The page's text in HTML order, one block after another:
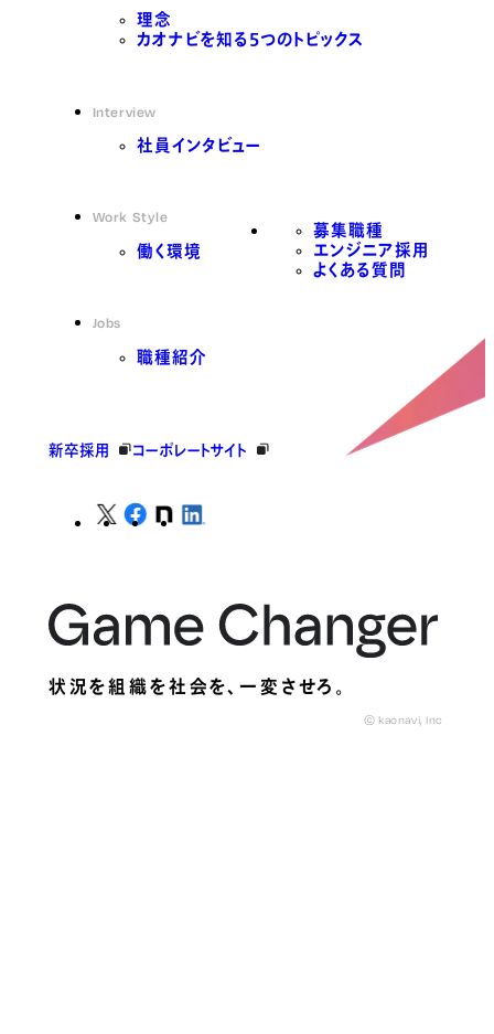
理念
カオナビを知る5つのトピックス
Interview
社員インタビュー
Work Style
働く環境
Jobs
職種紹介
募集職種
エンジニア採用
よくある質問
新卒採用 コーポレートサイト
状況を組織を社会を、一変させろ。
© kaonavi, Inc